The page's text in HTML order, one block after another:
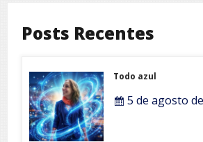
Posts Recentes
Todo azul
5 de agosto